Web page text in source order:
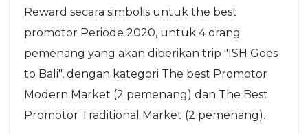
Reward secara simbolis untuk the best
promotor Periode 2020, untuk 4 orang
pemenang yang akan diberikan trip "ISH Goes
to Bali", dengan kategori The best Promotor
Modern Market (2 pemenang) dan The Best
Promotor Traditional Market (2 pemenang).